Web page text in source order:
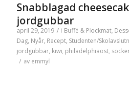
Snabblagad
jordgubbar
april 29, 2019 / i Buffé & Plockmat,
Dag, Nyår, Recept, Studenten/
jordgubbar, kiwi, philadelphiaost,
/ av emmyl